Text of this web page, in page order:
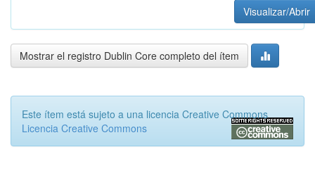
Visualizar/Abrir
Mostrar el registro Dublin Core completo del ítem
Este ítem está sujeto a una licencia Creative Commons
Licencia Creative Commons